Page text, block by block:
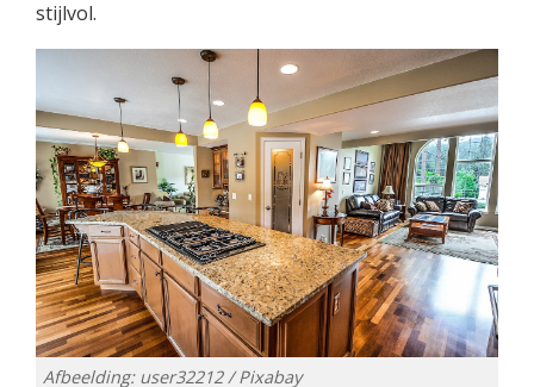
stijlvol.
Afbeelding: user32212 / Pixabay